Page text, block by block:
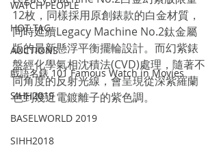
WATCH PEOPLE
HOT TAG
AUCTIONS
戲語名錶 101 Famous Watch in Movies
SIHH2019
BASELWORLD 2019
SIHH2018
12枚，同樣採用原創錶款的白金材質，
同時延續Legacy Machine No.2鈦金屬
版的最新懸浮平衡擺輪設計。而幻紫錶
盤經化學氣相沈積法(CVD)處理，隨著不
同角度的反射光線，會呈現從深紫羅蘭
色到幾近電鍍離子的紫色調。